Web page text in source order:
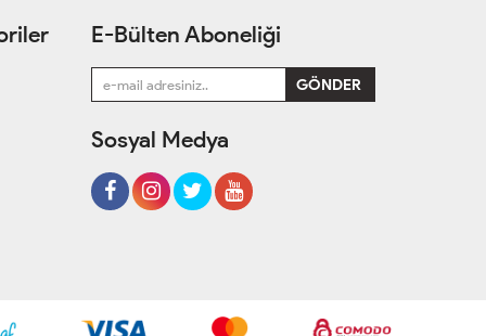
E-Bülten Aboneliği
Sosyal Medya